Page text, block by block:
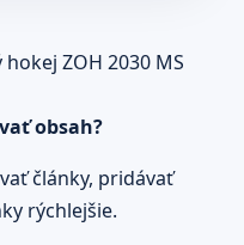
hokej ZOH 2030 MS
obsah?
články, pridávať
rýchlejšie.